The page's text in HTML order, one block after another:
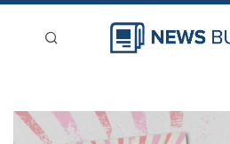
新聞稿分類